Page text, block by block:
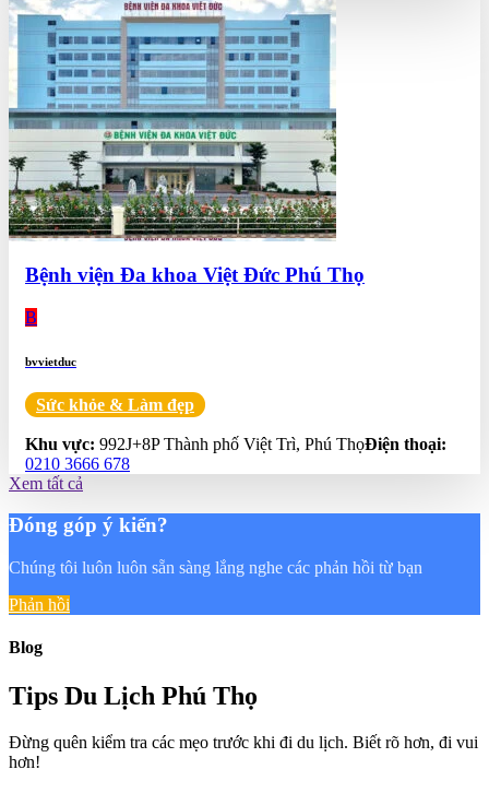
Bệnh viện Đa khoa Việt Đức Phú Thọ
B
bvvietduc
Sức khỏe & Làm đẹp
Khu vực: 992J+8P Thành phố Việt Trì, Phú ThọĐiện thoại:
0210 3666 678
Xem tất cả
Đóng góp ý kiến?
Chúng tôi luôn luôn sẵn sàng lắng nghe các phản hồi từ bạn
Phản hồi
Blog
Tips Du Lịch Phú Thọ
Đừng quên kiểm tra các mẹo trước khi đi du lịch. Biết rõ hơn, đi vui
hơn!